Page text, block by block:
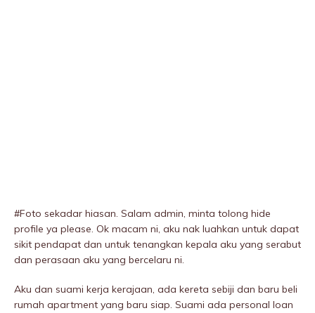
#Foto sekadar hiasan. Salam admin, minta tolong hide
profile ya please. Ok macam ni, aku nak luahkan untuk dapat
sikit pendapat dan untuk tenangkan kepala aku yang serabut
dan perasaan aku yang bercelaru ni.
Aku dan suami kerja kerajaan, ada kereta sebiji dan baru beli
rumah apartment yang baru siap. Suami ada personal loan